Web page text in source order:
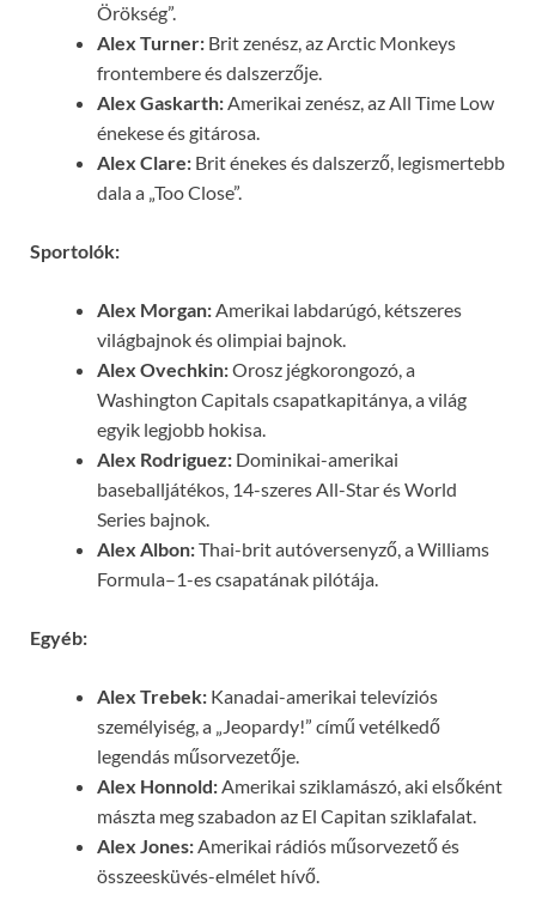
Örökség”.
Alex Turner: Brit zenész, az Arctic Monkeys
frontembere és dalszerzője.
Alex Gaskarth:Amerikai zenész, az All Time Low
énekese és gitárosa.
Alex Clare: Brit énekes és dalszerző, legismertebb
dala a „Too Close”.
Sportolók:
Alex Morgan:Amerikai labdarúgó, kétszeres
világbajnok és olimpiai bajnok.
Alex Ovechkin:Orosz jégkorongozó, a
Washington Capitals csapatkapitánya, a világ
egyik legjobb hokisa.
Alex Rodriguez: Dominikai-amerikai
baseballjátékos, 14-szeres All-Star és World
Series bajnok.
Alex Albon:Thai-brit autóversenyző, a Williams
Formula–1-es csapatának pilótája.
Egyéb:
Alex Trebek: Kanadai-amerikai televíziós
személyiség, a „Jeopardy!” című vetélkedő
legendás műsorvezetője.
Alex Honnold:Amerikai sziklamászó, aki elsőként
mászta meg szabadon az El Capitan sziklafalat.
Alex Jones:Amerikai rádiós műsorvezető és
összeesküvés-elmélet hívő.